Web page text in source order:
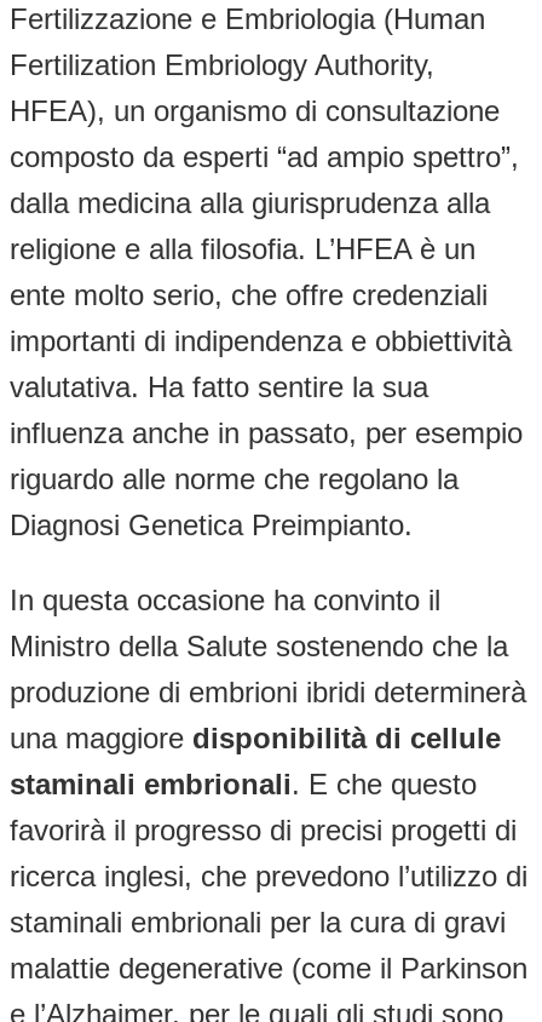
Fertilizzazione e Embriologia (Human
Fertilization Embriology Authority,
HFEA), un organismo di consultazione
composto da esperti “ad ampio spettro”,
dalla medicina alla giurisprudenza alla
religione e alla filosofia. L’HFEA è un
ente molto serio, che offre credenziali
importanti di indipendenza e obbiettività
valutativa. Ha fatto sentire la sua
influenza anche in passato, per esempio
riguardo alle norme che regolano la
Diagnosi Genetica Preimpianto.
In questa occasione ha convinto il
Ministro della Salute sostenendo che la
produzione di embrioni ibridi determinerà
una maggiore disponibilità di cellule
staminali embrionali. E che questo
favorirà il progresso di precisi progetti di
ricerca inglesi, che prevedono l’utilizzo di
staminali embrionali per la cura di gravi
malattie degenerative (come il Parkinson
e l’Alzhaimer, per le quali gli studi sono